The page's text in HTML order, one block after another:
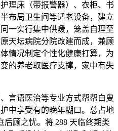
理床（带报警器）、衣柜、书
布局卫生间等适老设备，建立
一实行集中供暖，笼盖自理至
天坛病院分院改建而成，兼顾
情况制定个性化健康打算，为
的养老取医疗支撑，家中有失
语医治等专业方式帮帮白叟
中享受有的晚年糊口。总占地
后顾之忧。将 288 天临终期类